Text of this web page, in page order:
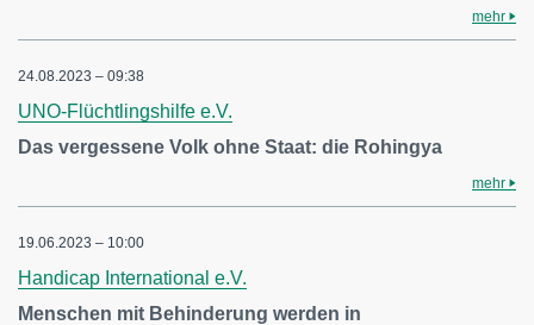
mehr
24.08.2023 – 09:38
UNO-Flüchtlingshilfe e.V.
Das vergessene Volk ohne Staat: die Rohingya
mehr
19.06.2023 – 10:00
Handicap International e.V.
Menschen mit Behinderung werden in